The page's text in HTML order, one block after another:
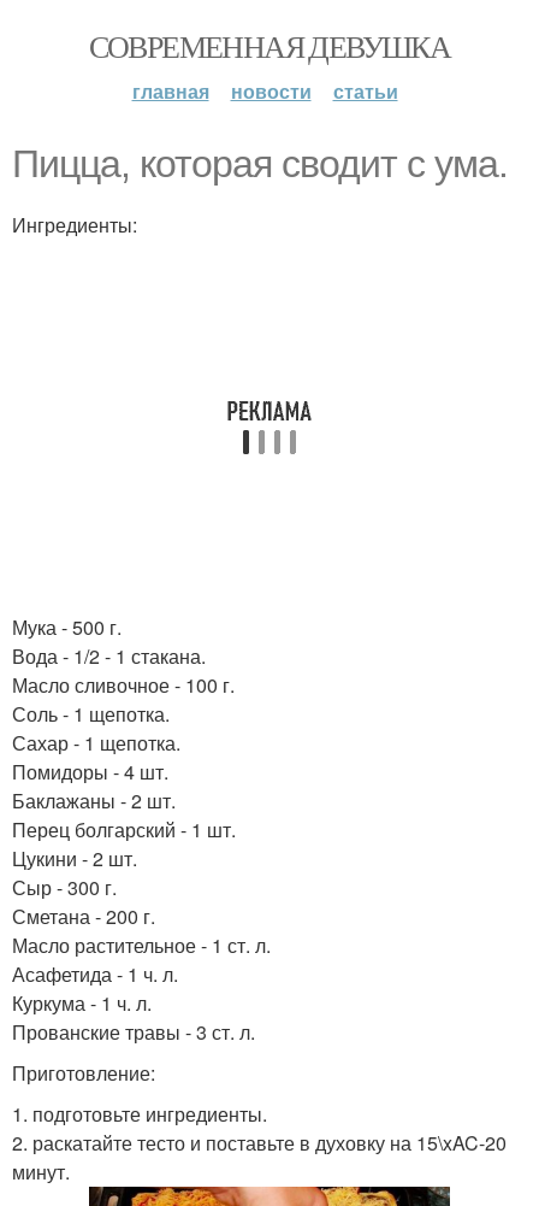
СОВРЕМЕННАЯ ДЕВУШКА
главная новости статьи
Пицца, которая сводит с ума.
Ингредиенты:
Мука - 500 г.
Вода - 1/2 - 1 стакана.
Масло сливочное - 100 г.
Соль - 1 щепотка.
Сахар - 1 щепотка.
Помидоры - 4 шт.
Баклажаны - 2 шт.
Перец болгарский - 1 шт.
Цукини - 2 шт.
Сыр - 300 г.
Сметана - 200 г.
Масло растительное - 1 ст. л.
Асафетида - 1 ч. л.
Куркума - 1 ч. л.
Прованские травы - 3 ст. л.
Приготовление:
1. подготовьте ингредиенты.
2. раскатайте тесто и поставьте в духовку на 15\xAC-20
минут.